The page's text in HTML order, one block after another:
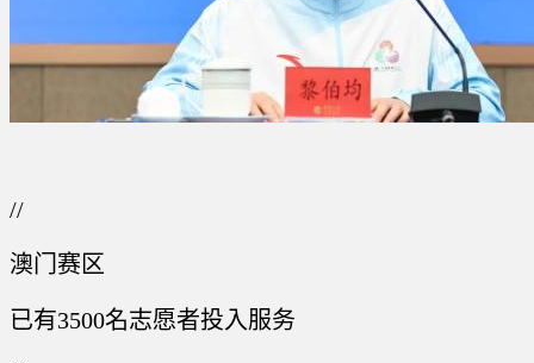
//
澳门赛区
已有3500名志愿者投入服务